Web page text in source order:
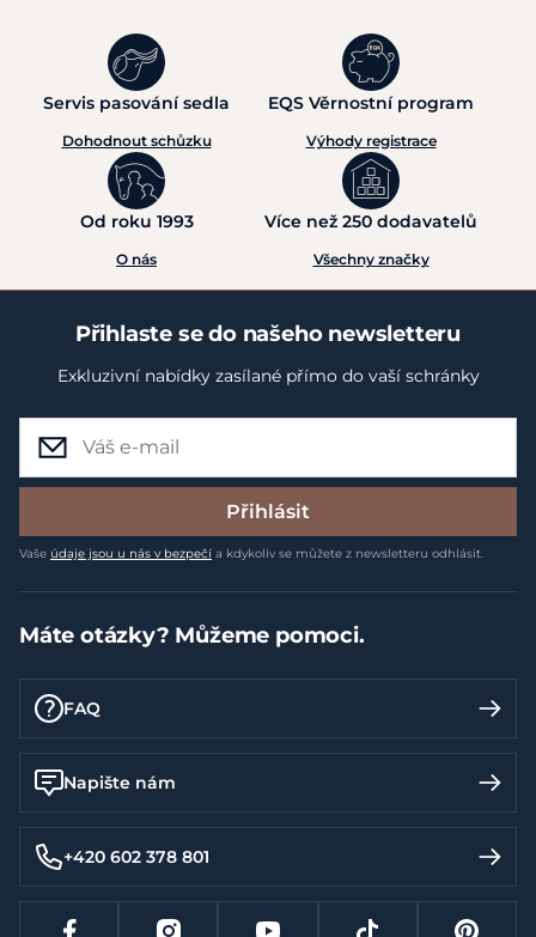
Servis pasování sedla
Dohodnout schůzku
EQS Věrnostní program
Výhody registrace
Od roku 1993
O nás
Více než 250 dodavatelů
Všechny značky
Přihlaste se do našeho newsletteru
Exkluzivní nabídky zasílané přímo do vaší schránky
Přihlásit
Vaše údaje jsou u nás v bezpečí a kdykoliv se můžete z newsletteru odhlásit.
Máte otázky? Můžeme pomoci.
FAQ
Napište nám
+420 602 378 801